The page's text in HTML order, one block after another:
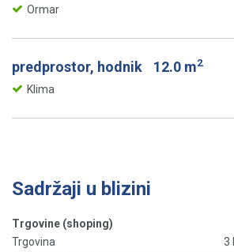
Ormar
predprostor, hodnik 12.0 m2
Klima
Sadržaji u blizini
Trgovine (shoping)
Trgovina
3